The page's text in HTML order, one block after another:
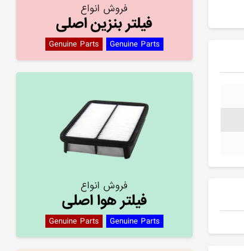
فروش انواع
فیلتر بنزین اصلی
Genuine Parts Genuine Parts
فروش انواع
فیلتر هوا اصلی
Genuine Parts Genuine Parts